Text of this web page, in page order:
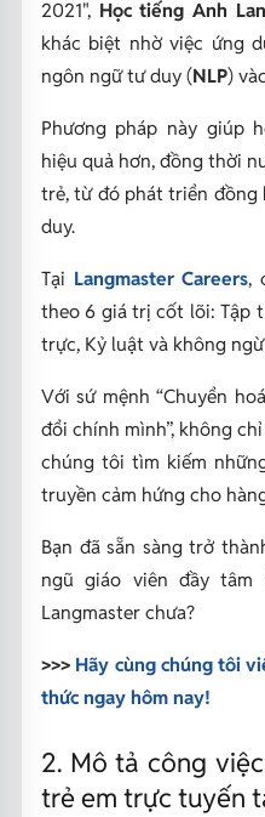
2021", Học tiếng Anh
khác biệt nhờ việc ứng
ngôn ngữ tư duy (NLP)
Phương pháp này giúp
hiệu quả hơn, đồng thời
trẻ, từ đó phát triển đồng
duy.
Tại Langmaster Careers,
theo 6 giá trị cốt lõi: Tập
trực, Kỷ luật và không
Với sứ mệnh “Chuyển
đổi chính mình”, không
chúng tôi tìm kiếm
truyền cảm hứng cho
Bạn đã sẵn sàng trở
ngũ giáo viên đầy tâm
Langmaster chưa?
>>> Hãy cùng chúng tôi
thức ngay hôm nay!
2. Mô tả công
trẻ em trực tuyến